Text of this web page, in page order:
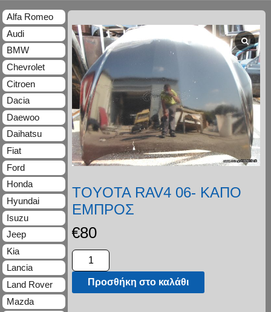
TOYOTA RAV4 06- ΚΑΠΟ
ΕΜΠΡΟΣ
€80
Προσθήκη στο καλάθι
Alfa Romeo
Audi
BMW
Chevrolet
Citroen
Dacia
Daewoo
Daihatsu
Fiat
Ford
Honda
Hyundai
Isuzu
Jeep
Kia
Lancia
Land Rover
Mazda